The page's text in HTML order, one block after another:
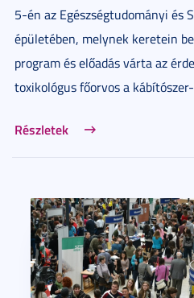
5-én az Egészségtudományi és
épületében, melynek keretein
program és előadás várta az
toxikológus főorvos a
Részletek